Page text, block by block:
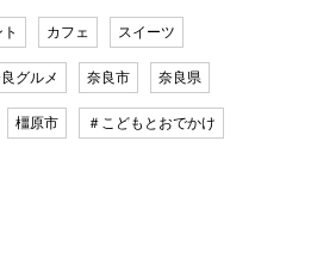
カフェ スイーツ
グルメ 奈良市 奈良県
橿原市 ＃こどもとおでかけ